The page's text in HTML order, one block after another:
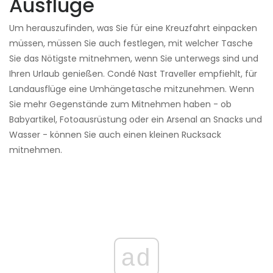
Um herauszufinden, was Sie für eine Kreuzfahrt einpacken
müssen, müssen Sie auch festlegen, mit welcher Tasche
Sie das Nötigste mitnehmen, wenn Sie unterwegs sind und
Ihren Urlaub genießen. Condé Nast Traveller empfiehlt, für
Landausflüge eine Umhängetasche mitzunehmen. Wenn
Sie mehr Gegenstände zum Mitnehmen haben - ob
Babyartikel, Fotoausrüstung oder ein Arsenal an Snacks und
Wasser - können Sie auch einen kleinen Rucksack
mitnehmen.
ad